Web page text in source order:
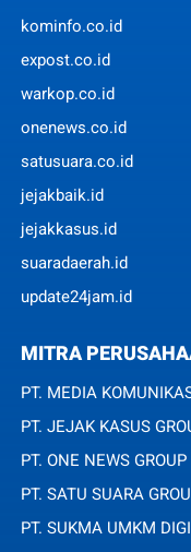
kominfo.co.id
expost.co.id
warkop.co.id
onenews.co.id
satusuara.co.id
jejakbaik.id
jejakkasus.id
suaradaerah.id
update24jam.id
MITRA
PT. MEDIA
PT. JEJAK KASUS
PT. ONE NEWS GROUP
PT. SATU SUARA
PT. SUKMA UMKM